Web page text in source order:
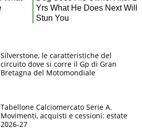
Silverstone, le caratteristiche del
circuito dove si corre il Gp di Gran
Bretagna del Motomondiale
Tabellone Calciomercato Serie A.
Movimenti, acquisti e cessioni: estate
2026-27